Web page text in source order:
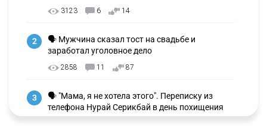
3123 6 14
2
🗣 Мужчина сказал тост на свадьбе и
заработал уголовное дело
2858 11 87
3
🗣 "Мама, я не хотела этого". Переписку из
телефона Нурай Серикбай в день похищения
зачитали в суде